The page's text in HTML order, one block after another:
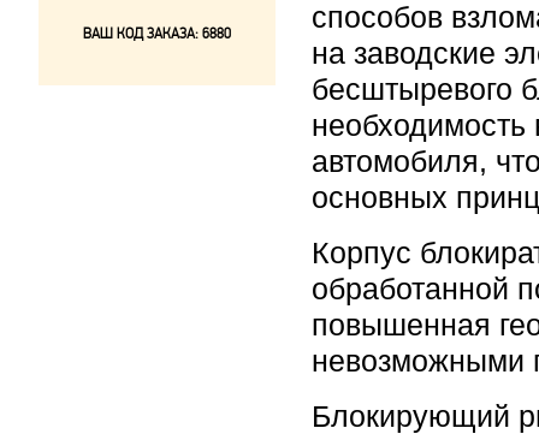
способов
на заводские
бесштыревого
необходимость
автомобиля,
основных
Корпус
обработанной
повышенная
невозможными
Блокирующий
ВАШ КОД ЗАКАЗА: 6880